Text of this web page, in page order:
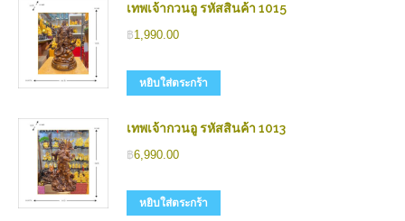
เทพเจ้ากวนอู รหัสสินค้า 1015
฿1,990.00
หยิบใส่ตระกร้า
เทพเจ้ากวนอู รหัสสินค้า 1013
฿6,990.00
หยิบใส่ตระกร้า